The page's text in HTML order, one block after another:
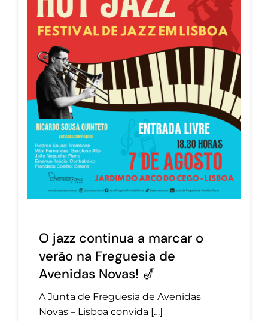
O jazz continua a marcar o
verão na Freguesia de
Avenidas Novas! 🎷
A Junta de Freguesia de Avenidas
Novas – Lisboa convida […]